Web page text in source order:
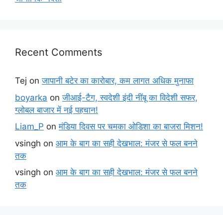
Recent Comments
Tej onजापानी बटेर का कारोबार, कम लागत अधिक मुनाफा
boyarka onजीआई-टैग, स्वदेशी इंदी नींबू का विदेशी सफर,
ग्लोबल बाजार में नई पहचान!
Liam_P onमंडिया दिवस पर चमका ओडिशा का बाजरा मिशन!
vsingh on आम के बाग का सही देखभाल: मंजर से फल बनने
तक
vsingh on आम के बाग का सही देखभाल: मंजर से फल बनने
तक